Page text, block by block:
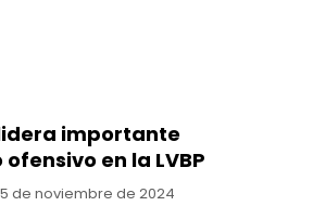
importante
en la LVBP
de noviembre de 2024